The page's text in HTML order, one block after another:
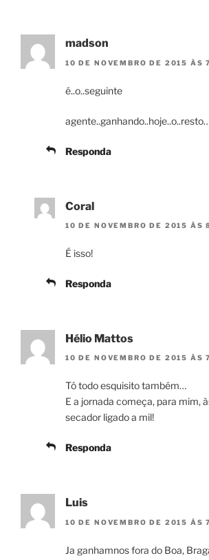
madson
10 DE NOVEMBRO DE 2015 ÀS
é..o..seguinte
Responda
Coral
10 DE NOVEMBRO DE 2015 ÀS
É isso!
Responda
Hélio Mattos
10 DE NOVEMBRO DE 2015 ÀS
Tô todo esquisito também…
E a jornada começa, para mim,
secador ligado a mil!
Responda
Luis
10 DE NOVEMBRO DE 2015 ÀS
Ja ganhamnos fora do Boa,